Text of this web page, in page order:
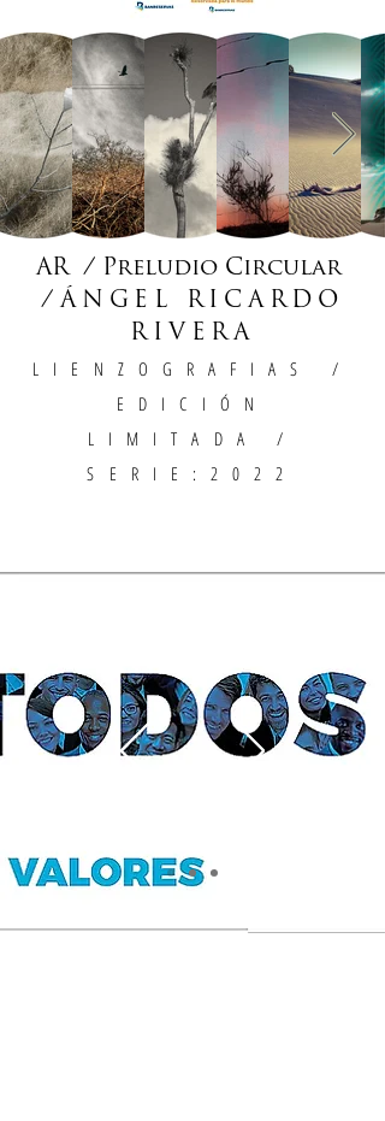
AR / Preludio Circular
/ÁNGEL RICARDO
RIVERA
LIENZOGRAFIAS
/
EDICIÓN
LIMITADA /
SERIE:2022